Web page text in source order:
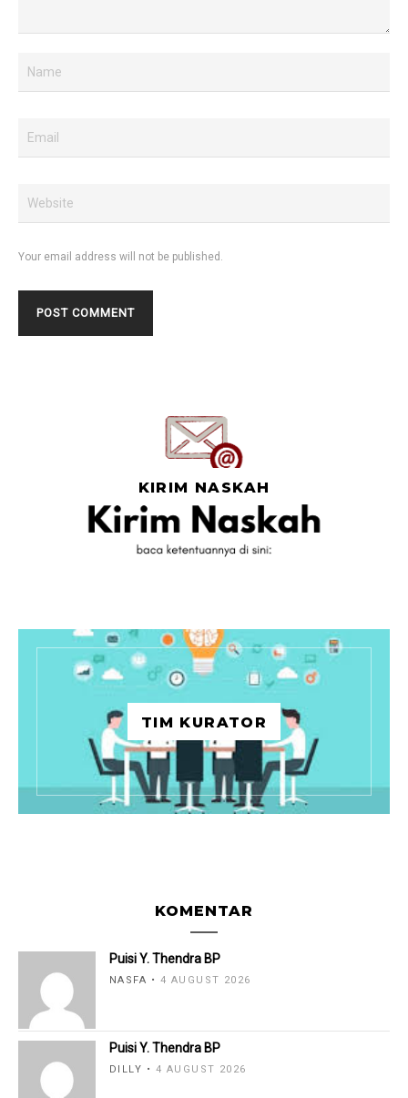
Your email address will not be published.
KIRIM NASKAH
TIM KURATOR
KOMENTAR
Puisi Y. Thendra BP
NASFA 4 AUGUST 2026
Puisi Y. Thendra BP
DILLY 4 AUGUST 2026